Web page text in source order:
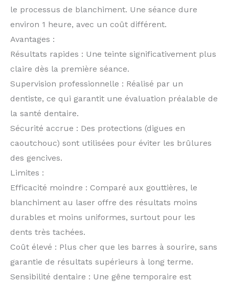
le processus de blanchiment. Une séance dure
environ 1 heure, avec un coût différent.
Avantages :
Résultats rapides : Une teinte significativement plus
claire dès la première séance.
Supervision professionnelle : Réalisé par un
dentiste, ce qui garantit une évaluation préalable de
la santé dentaire.
Sécurité accrue : Des protections (digues en
caoutchouc) sont utilisées pour éviter les brûlures
des gencives.
Limites :
Efficacité moindre : Comparé aux gouttières, le
blanchiment au laser offre des résultats moins
durables et moins uniformes, surtout pour les
dents très tachées.
Coût élevé : Plus cher que les barres à sourire, sans
garantie de résultats supérieurs à long terme.
Sensibilité dentaire : Une gêne temporaire est